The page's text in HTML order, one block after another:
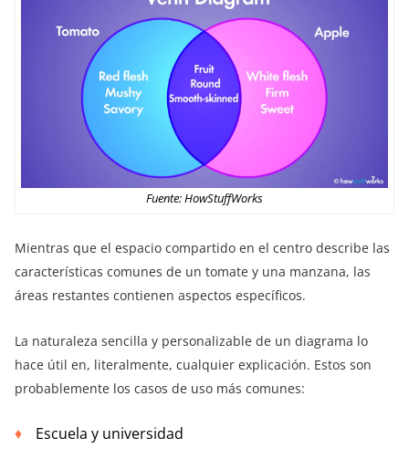
Fuente: HowStuffWorks
Mientras que el espacio compartido en el centro describe las
características comunes de un tomate y una manzana, las
áreas restantes contienen aspectos específicos.
La naturaleza sencilla y personalizable de un diagrama lo
hace útil en, literalmente, cualquier explicación. Estos son
probablemente los casos de uso más comunes:
Escuela y universidad